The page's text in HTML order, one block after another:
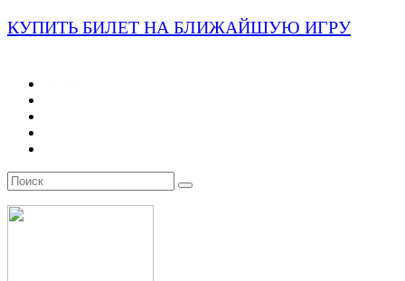
КУПИТЬ БИЛЕТ НА БЛИЖАЙШУЮ ИГРУ